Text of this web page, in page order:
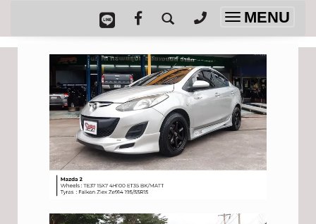
Toggle
navigation
MENU